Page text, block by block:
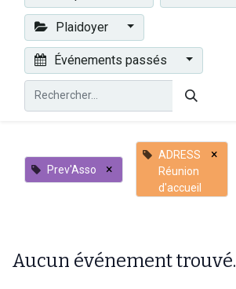
Plaidoyer
Événements passés
Prev'Asso ×
ADRESS
Réunion
d'accueil
×
Aucun événement trouvé.